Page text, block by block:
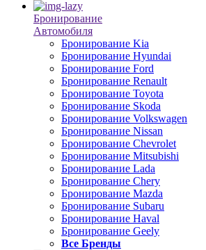
Бронирование
Автомобиля
Бронирование Kia
Бронирование Hyundai
Бронирование Ford
Бронирование Renault
Бронирование Toyota
Бронирование Skoda
Бронирование Volkswagen
Бронирование Nissan
Бронирование Chevrolet
Бронирование Mitsubishi
Бронирование Lada
Бронирование Chery
Бронирование Mazda
Бронирование Subaru
Бронирование Haval
Бронирование Geely
Все Бренды